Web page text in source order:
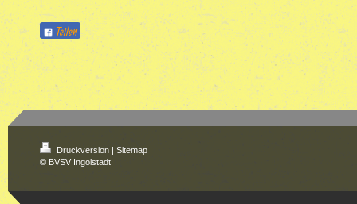
Teilen
Druckversion | Sitemap
© BVSV Ingolstadt